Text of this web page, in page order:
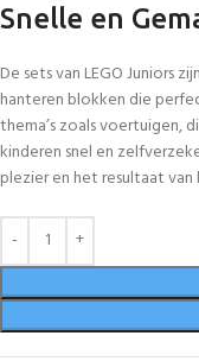
Snelle en
De sets van LEGO Juniors
hanteren blokken die
thema’s zoals voertuigen,
kinderen snel en
plezier en het resultaat